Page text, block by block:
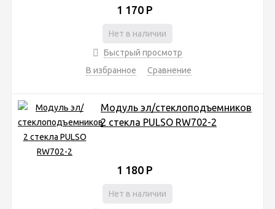
1 170 Р
Нет в наличии
Быстрый просмотр
В избранное
Сравнение
Модуль эл/стеклоподъемников
2 cтекла PULSO RW702-2
1 180 Р
Нет в наличии